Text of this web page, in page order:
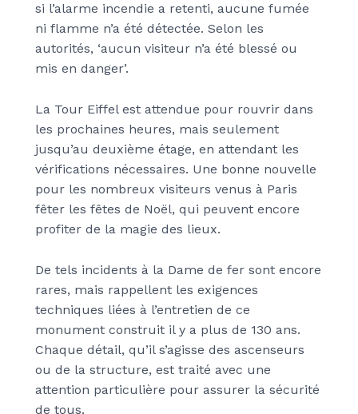
si l’alarme incendie a retenti, aucune fumée
ni flamme n’a été détectée. Selon les
autorités, ‘aucun visiteur n’a été blessé ou
mis en danger’.
La Tour Eiffel est attendue pour rouvrir dans
les prochaines heures, mais seulement
jusqu’au deuxième étage, en attendant les
vérifications nécessaires. Une bonne nouvelle
pour les nombreux visiteurs venus à Paris
fêter les fêtes de Noël, qui peuvent encore
profiter de la magie des lieux.
De tels incidents à la Dame de fer sont encore
rares, mais rappellent les exigences
techniques liées à l’entretien de ce
monument construit il y a plus de 130 ans.
Chaque détail, qu’il s’agisse des ascenseurs
ou de la structure, est traité avec une
attention particulière pour assurer la sécurité
de tous.